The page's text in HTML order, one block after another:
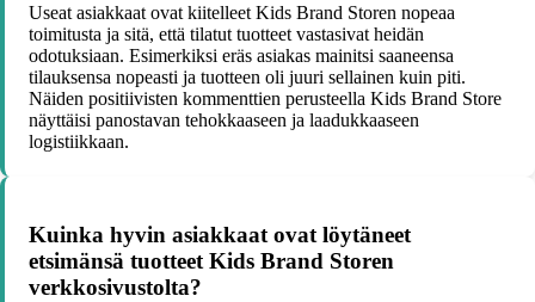
Useat asiakkaat ovat kiitelleet Kids Brand Storen nopeaa
toimitusta ja sitä, että tilatut tuotteet vastasivat heidän
odotuksiaan. Esimerkiksi eräs asiakas mainitsi saaneensa
tilauksensa nopeasti ja tuotteen oli juuri sellainen kuin piti.
Näiden positiivisten kommenttien perusteella Kids Brand Store
näyttäisi panostavan tehokkaaseen ja laadukkaaseen
logistiikkaan.
Kuinka hyvin asiakkaat ovat löytäneet
etsimänsä tuotteet Kids Brand Storen
verkkosivustolta?